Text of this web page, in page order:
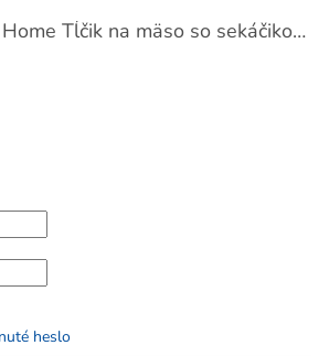
Perfect Home Tĺčik na mäso so sekáčikom, 56893
produktu je 5 z 5 hviezdičiek.
heslo